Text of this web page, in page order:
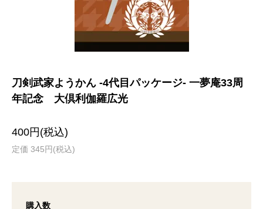
刀剣武家ようかん -4代目パッケージ- 一夢庵33周
年記念 大倶利伽羅広光
400円(税込)
定価 345円(税込)
購入数